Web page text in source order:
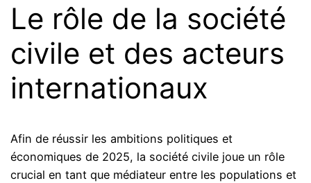
Le rôle de la société
civile et des acteurs
internationaux
Afin de réussir les ambitions politiques et
économiques de 2025, la société civile joue un rôle
crucial en tant que médiateur entre les populations et